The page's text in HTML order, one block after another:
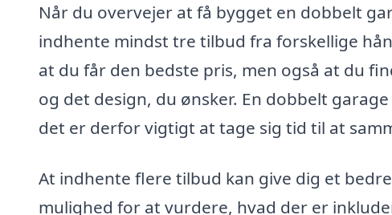
Når du overvejer at få bygget en dobbelt
indhente mindst tre tilbud fra forskellige
at du får den bedste pris, men også at du
og det design, du ønsker. En dobbelt
det er derfor vigtigt at tage sig tid til at
At indhente flere tilbud kan give dig et
mulighed for at vurdere, hvad der er